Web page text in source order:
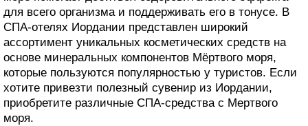
для всего организма и поддерживать его в тонусе. В
СПА-отелях Иордании представлен широкий
ассортимент уникальных косметических средств на
основе минеральных компонентов Мёртвого моря,
которые пользуются популярностью у туристов. Если
хотите привезти полезный сувенир из Иордании,
приобретите различные СПА-средства c Мертвого
моря.